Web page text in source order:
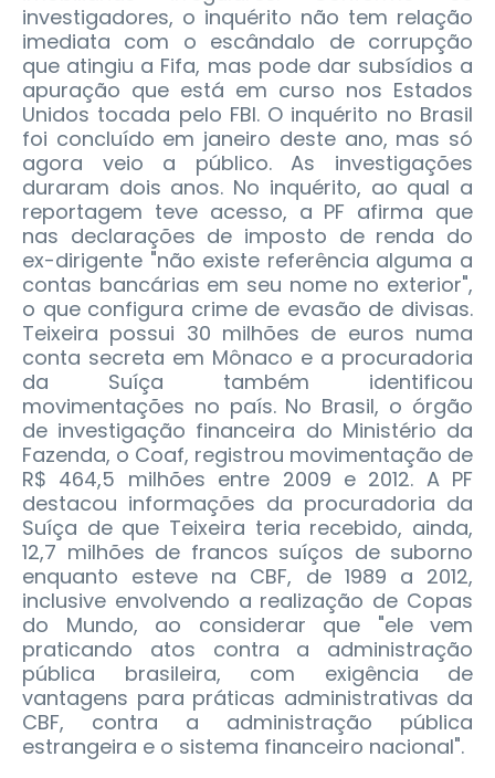
investigadores, o inquérito não tem relação
imediata com o escândalo de corrupção
que atingiu a Fifa, mas pode dar subsídios a
apuração que está em curso nos Estados
Unidos tocada pelo FBI. O inquérito no Brasil
foi concluído em janeiro deste ano, mas só
agora veio a público. As investigações
duraram dois anos. No inquérito, ao qual a
reportagem teve acesso, a PF afirma que
nas declarações de imposto de renda do
ex-dirigente "não existe referência alguma a
contas bancárias em seu nome no exterior",
o que configura crime de evasão de divisas.
Teixeira possui 30 milhões de euros numa
conta secreta em Mônaco e a procuradoria
da Suíça também identificou
movimentações no país. No Brasil, o órgão
de investigação financeira do Ministério da
Fazenda, o Coaf, registrou movimentação de
R$ 464,5 milhões entre 2009 e 2012. A PF
destacou informações da procuradoria da
Suíça de que Teixeira teria recebido, ainda,
12,7 milhões de francos suíços de suborno
enquanto esteve na CBF, de 1989 a 2012,
inclusive envolvendo a realização de Copas
do Mundo, ao considerar que "ele vem
praticando atos contra a administração
pública brasileira, com exigência de
vantagens para práticas administrativas da
CBF, contra a administração pública
estrangeira e o sistema financeiro nacional".